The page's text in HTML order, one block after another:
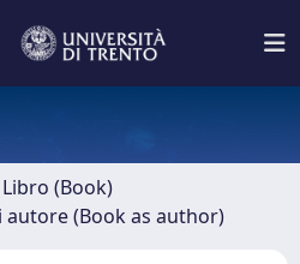
(Book)
autore (Book as author)